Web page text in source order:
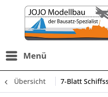
Menü
Übersicht 7-Blatt